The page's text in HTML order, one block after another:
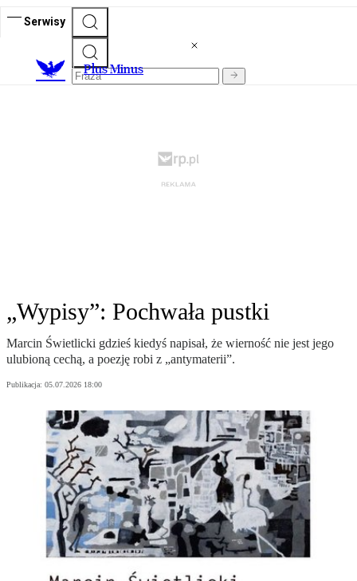
Serwisy
Plus Minus
„Wypisy”: Pochwała pustki
Marcin Świetlicki gdzieś kiedyś napisał, że wierność nie jest jego
ulubioną cechą, a poezję robi z „antymaterii”.
Publikacja: 05.07.2026 18:00